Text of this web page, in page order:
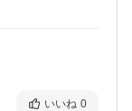
いいね 0